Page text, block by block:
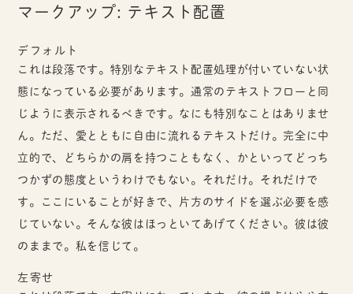
マークアップ: テキスト配置
デフォルト
これは段落です。特別なテキスト配置処理が付いていない状
態になっている必要があります。通常のテキストフローと同
じように表示されるべきです。なにも特別なことはありませ
ん。ただ、愛とともに自由に流れるテキストだけ。完全に中
立的で、どちらかの肩を持つこともなく、かといってどっち
つかずの態度というわけでもない。それだけ。それだけで
す。ここにいることが好きで、片方のサイドを選ぶ必要を感
じていない。そんな彼はほっといてあげてください。彼は彼
のままで。私を信じて。
左寄せ